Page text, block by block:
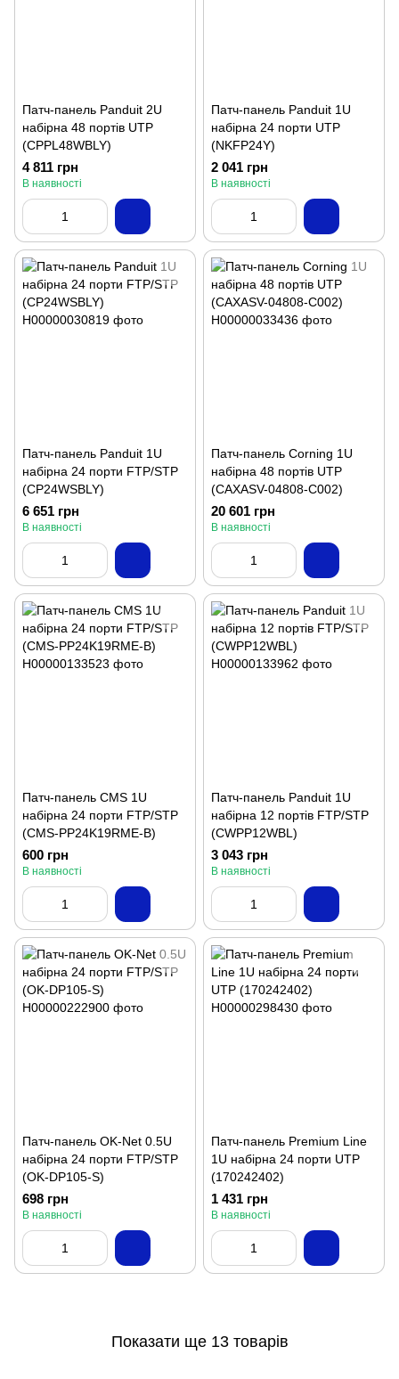
Патч-панель Panduit 2U
набірна 48 портів UTP
(CPPL48WBLY)
4 811 грн
В наявності
Патч-панель Panduit 1U
набірна 24 порти UTP
(NKFP24Y)
2 041 грн
В наявності
Патч-панель Panduit 1U
набірна 24 порти FTP/STP
(CP24WSBLY)
6 651 грн
В наявності
Патч-панель Corning 1U
набірна 48 портів UTP
(CAXASV-04808-C002)
20 601 грн
В наявності
Патч-панель CMS 1U
набірна 24 порти FTP/STP
(CMS-PP24K19RME-B)
600 грн
В наявності
Патч-панель Panduit 1U
набірна 12 портів FTP/STP
(CWPP12WBL)
3 043 грн
В наявності
Патч-панель OK-Net 0.5U
набірна 24 порти FTP/STP
(OK-DP105-S)
698 грн
В наявності
Патч-панель Premium Line
1U набірна 24 порти UTP
(170242402)
1 431 грн
В наявності
Показати ще 13 товарів